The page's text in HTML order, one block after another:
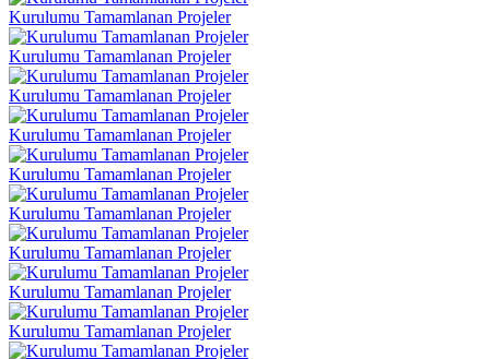
Kurulumu Tamamlanan Projeler
Kurulumu Tamamlanan Projeler
Kurulumu Tamamlanan Projeler
Kurulumu Tamamlanan Projeler
Kurulumu Tamamlanan Projeler
Kurulumu Tamamlanan Projeler
Kurulumu Tamamlanan Projeler
Kurulumu Tamamlanan Projeler
Kurulumu Tamamlanan Projeler